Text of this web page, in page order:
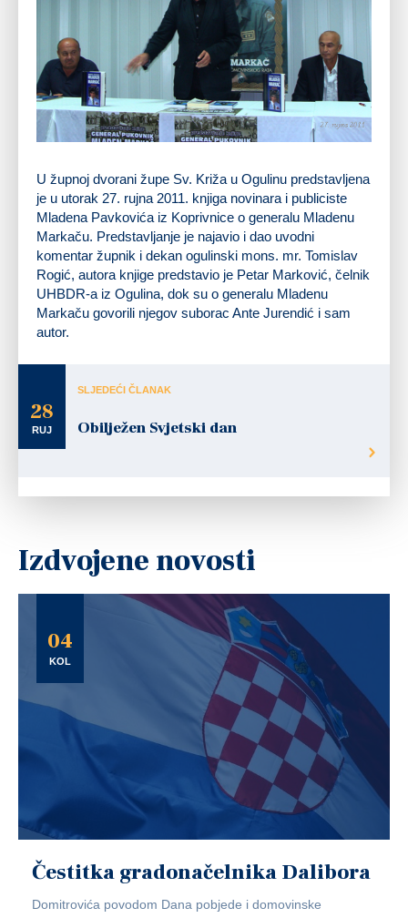
U župnoj dvorani župe Sv. Križa u Ogulinu predstavljena
je u utorak 27. rujna 2011. knjiga novinara i publiciste
Mladena Pavkovića iz Koprivnice o generalu Mladenu
Markaču. Predstavljanje je najavio i dao uvodni
komentar župnik i dekan ogulinski mons. mr. Tomislav
Rogić, autora knjige predstavio je Petar Marković, čelnik
UHBDR-a iz Ogulina, dok su o generalu Mladenu
Markaču govorili njegov suborac Ante Jurendić i sam
autor.
28
RUJ
SLJEDEĆI ČLANAK
Obilježen Svjetski dan
Izdvojene novosti
04
KOL
Čestitka gradonačelnika Dalibora
Domitrovića povodom Dana pobjede i domovinske